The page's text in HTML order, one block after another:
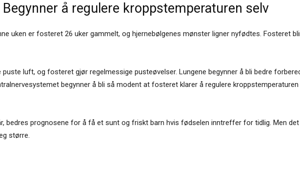
å regulere kroppstemperaturen selv
uken er fosteret 26 uker gammelt, og hjernebølgenes mønster ligner nyfødtes. Fosteret
puste luft, og fosteret gjør regelmessige puste­øvelser. Lungene begynner å bli bedre
begynner å bli så modent at fosteret klarer å regulere
bedres prognosene for å få et sunt og friskt barn hvis fødselen inntreffer for tidlig. Men
større.